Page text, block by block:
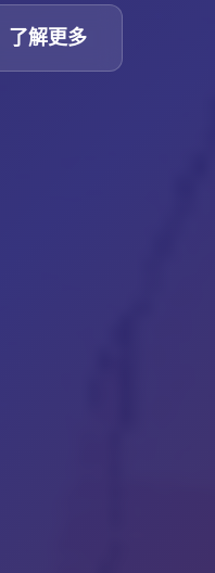
了解更多